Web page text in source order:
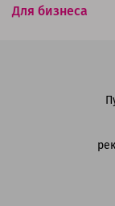
Для бизнеса